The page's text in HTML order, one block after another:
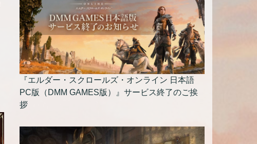
『エルダー・スクロールズ・オンライン 日本語
PC版（DMM GAMES版）』サービス終了のご挨
拶